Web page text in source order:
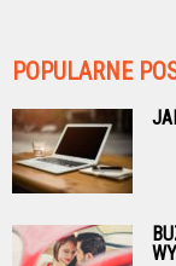
POPULARNE